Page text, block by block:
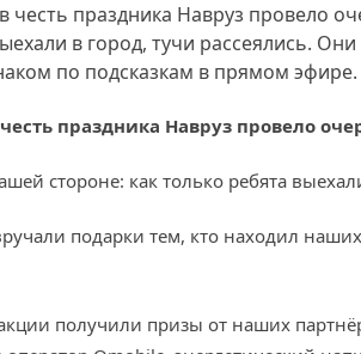
честь праздника Навруз провело
в город, тучи рассеялись.
по подсказкам в прямом эфире.
праздника Навруз провело
стороне: как только ребята
подарки тем, кто находил
получили призы от наших